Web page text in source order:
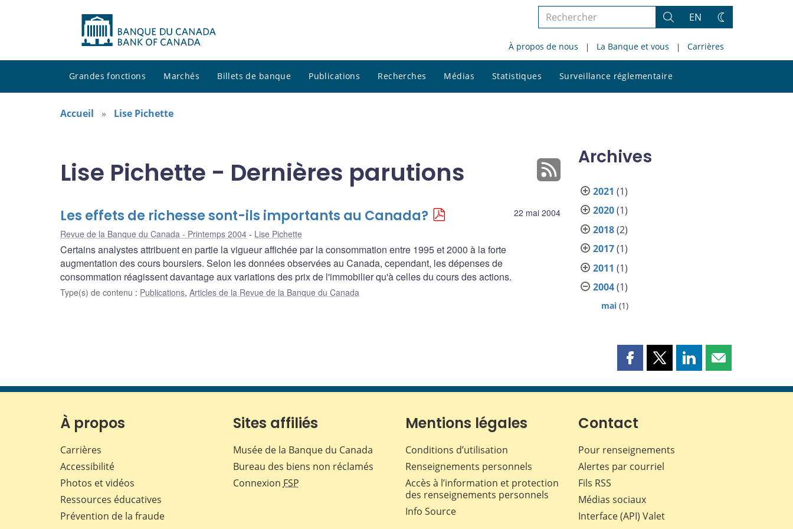
Rechercher
le
site
Rechercher
EN
Changez
thème
À propos de nous La Banque et vous Carrières
Grandes fonctions Marchés Billets de banque Publications Recherches Médias Statistiques Surveillance réglementaire
le
Accueil Lise Pichette
Lise Pichette - Dernières parutions
22 mai 2004
Les effets de richesse sont-ils importants au Canada?
Revue de la Banque du Canada - Printemps 2004 Lise Pichette
Certains analystes attribuent en partie la vigueur affichée par la consommation entre 1995 et 2000 à la forte
augmentation des cours boursiers. Selon les données observées au Canada, cependant, les dépenses de
consommation réagissent davantage aux variations des prix de l'immobilier qu'à celles du cours des actions.
Type(s) de contenu : Publications, Articles de la Revue de la Banque du Canada
Archives
2021 (1)
2020(1)
2018(2)
2017(1)
2011 (1)
2004(1)
mai (1)
Partager
page
Facebook
Partager
page
Partager
page
Partager
page
À propos
Carrières
Accessibilité
Photos et vidéos
Ressources éducatives
Prévention de la fraude
Sites affiliés
Musée de la Banque du Canada
Bureau des biens non réclamés
Connexion FSP
Mentions légales
Conditions d’utilisation
Renseignements personnels
Accès à l’information et protection
des renseignements personnels
Info Source
Contact
Pour renseignements
Alertes par courriel
Fils RSS
Médias sociaux
Interface (API) Valet